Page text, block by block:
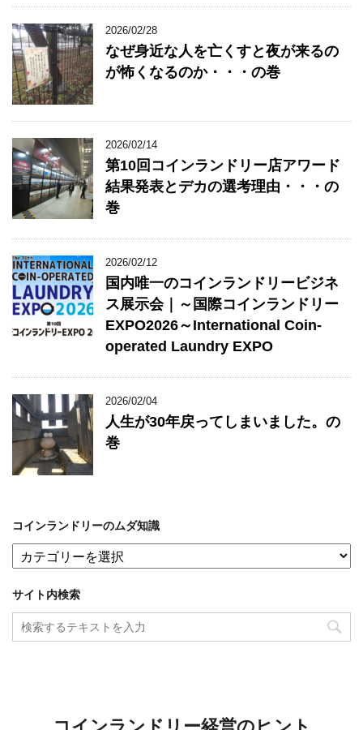
2026/02/28
なぜ身近な人を亡くすと夜が来るの
が怖くなるのか・・・の巻
2026/02/14
第10回コインランドリー店アワード
結果発表とデカの選考理由・・・の
巻
2026/02/12
国内唯一のコインランドリービジネ
ス展示会｜～国際コインランドリー
EXPO2026～International Coin-
operated Laundry EXPO
2026/02/04
人生が30年戻ってしまいました。の
巻
コインランドリーのムダ知識
イ
ラ
ン
ド
サイト内検索